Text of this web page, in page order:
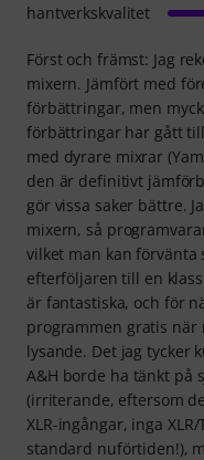
Först och främst: Jag
mixern. Jämfört med
förbättringar, men
förbättringar har gått
med dyrare mixrar
den är definitivt
gör vissa saker bättre.
mixern, så
vilket man kan
efterföljaren till en
är fantastiska, och för
programmen gratis när
lysande. Det jag tycker
A&H borde ha tänkt på
(irriterande, eftersom
XLR-ingångar, inga
standard nuförtiden!),
hantverkskvalitet